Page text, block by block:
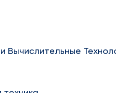
Вычислительные